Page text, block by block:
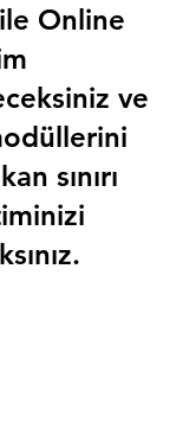
Online
ve
sınırı